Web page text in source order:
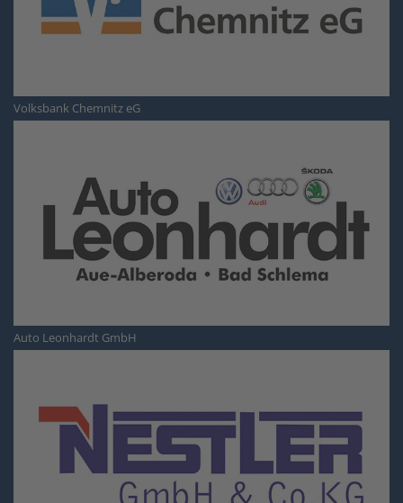
Volksbank Chemnitz eG
Auto Leonhardt GmbH